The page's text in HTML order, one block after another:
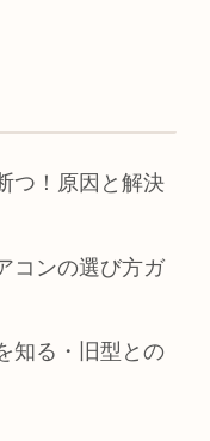
つ！原因と解決
コンの選び方ガ
知る・旧型との